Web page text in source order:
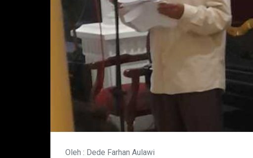
Oleh : Dede Farhan Aulawi